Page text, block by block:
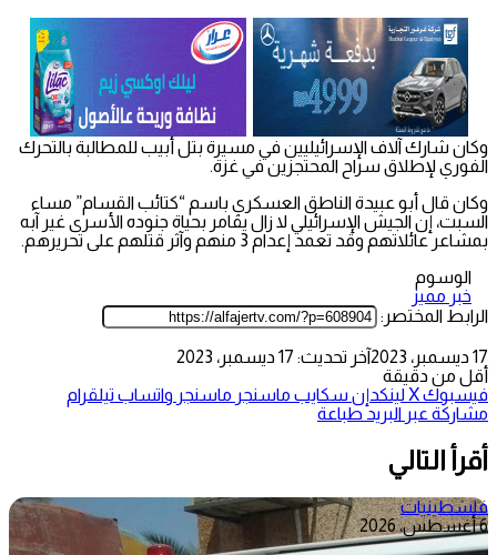
وكان شارك آلاف الإسرائيليين في مسيرة بتل أبيب للمطالبة بالتحرك
الفوري لإطلاق سراح المحتجزين في غزة.
وكان قال أبو عبيدة الناطق العسكري باسم “كتائب القسام” مساء
السبت، إن الجيش الإسرائيلي لا زال يقامر بحياة جنوده الأسرى غير آبه
بمشاعر عائلاتهم وقد تعمد إعدام 3 منهم وآثر قتلهم على تحريرهم.
الوسوم
خبر مميز
الرابط المختصر:
17 ديسمبر، 2023
آخر تحديث: 17 ديسمبر، 2023
أقل من دقيقة
فيسبوك‫Xلينكدإن سكايب ماسنجر ماسنجر واتساب تيلقرام
مشاركة عبر البريد طباعة
أقرأ التالي
فلسطينيات
6 أغسطس، 2026